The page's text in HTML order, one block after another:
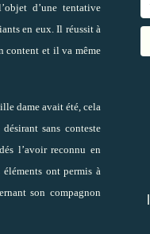
d’une tentative
en eux. Il réussit à
content et il va même
dame avait été, cela
sans conteste
l’avoir reconnu en
ont permis à
son compagnon